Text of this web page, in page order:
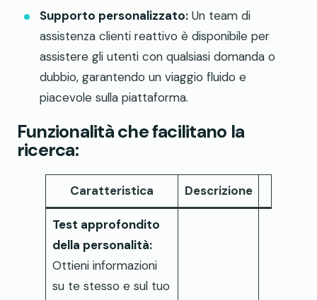
Supporto personalizzato: Un team di
assistenza clienti reattivo è disponibile per
assistere gli utenti con qualsiasi domanda o
dubbio, garantendo un viaggio fluido e
piacevole sulla piattaforma.
Funzionalità che facilitano la
ricerca:
Caratteristica Descrizione
Test approfondito
della personalità:
Ottieni informazioni
su te stesso e sul tuo